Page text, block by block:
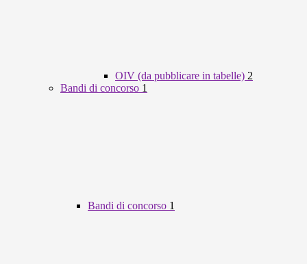
OIV (da pubblicare in tabelle) 2
Bandi di concorso 1
Bandi di concorso 1